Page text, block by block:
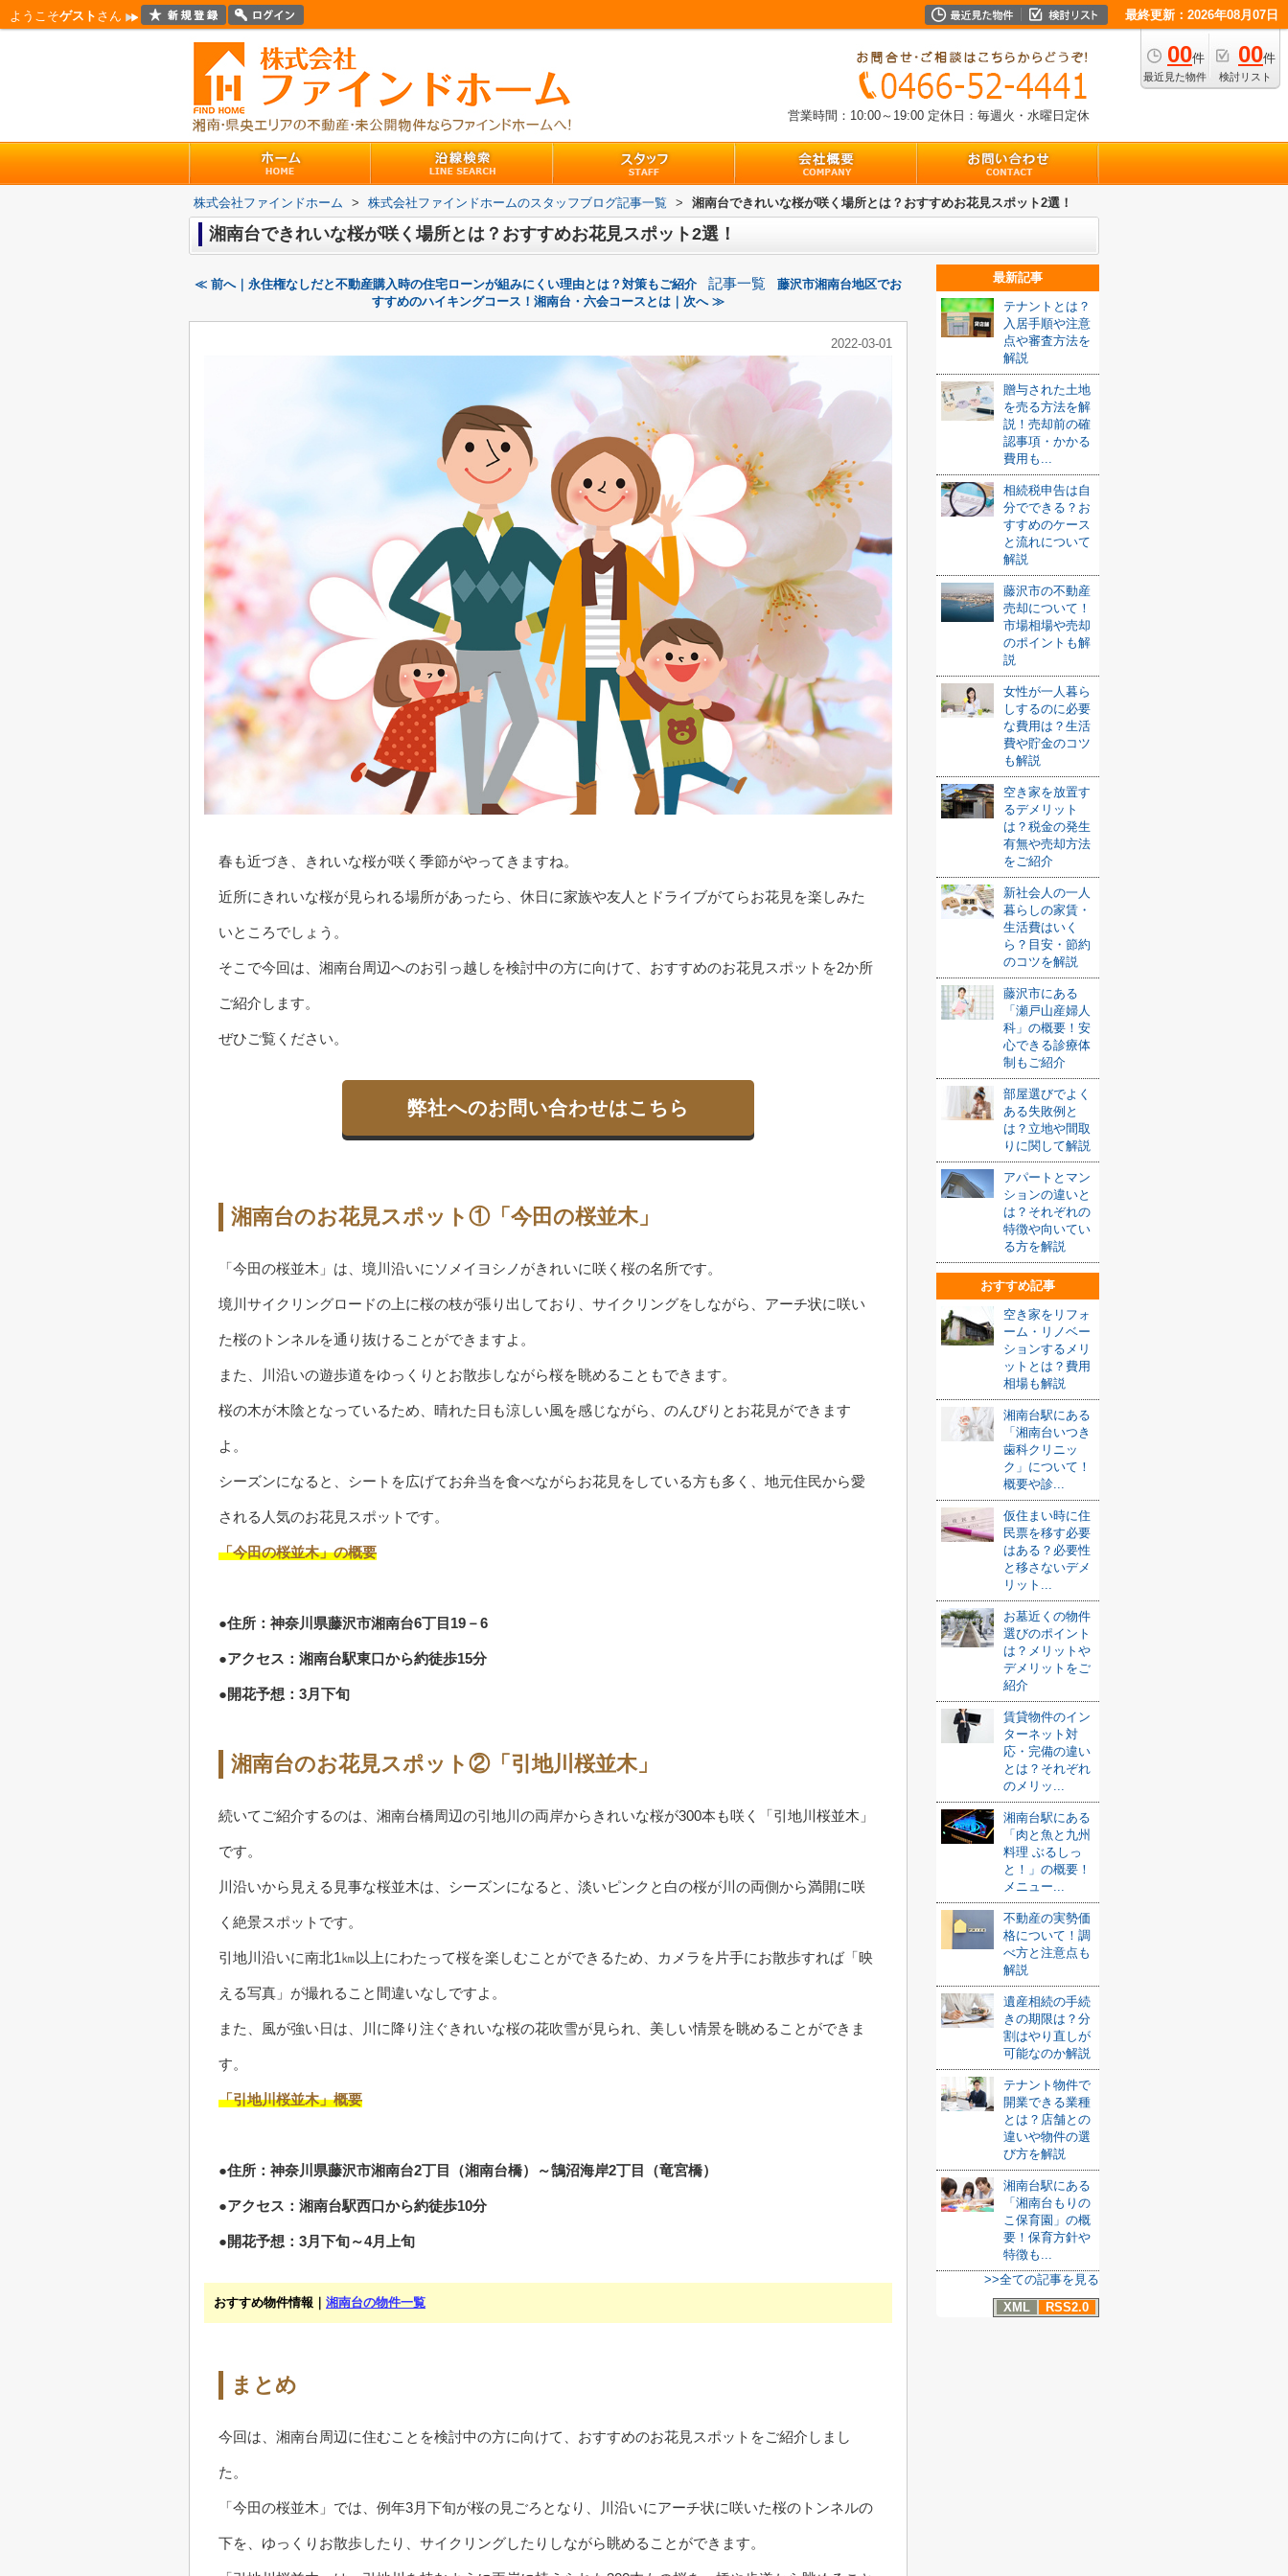
ようこそゲスト さん 最終更新：2026年08月07日
00件
最近見た物件
00件
検討リスト
営業時間：10:00～19:00 定休日：毎週火・水曜日定休
株式会社ファインドホーム > 株式会社ファインドホームのスタッフブログ記事一覧 > 湘南台できれいな桜が咲く場所とは？おすすめお花見スポット2選！
湘南台できれいな桜が咲く場所とは？おすすめお花見スポット2選！
≪ 前へ｜永住権なしだと不動産購入時の住宅ローンが組みにくい理由とは？対策もご紹介 記事一覧
藤沢市湘南台地区でお
すすめのハイキングコース！湘南台・六会コースとは｜次へ ≫
2022-03-01
春も近づき、きれいな桜が咲く季節がやってきますね。
近所にきれいな桜が見られる場所があったら、休日に家族や友人とドライブがてらお花見を楽しみた
いところでしょう。
そこで今回は、湘南台周辺へのお引っ越しを検討中の方に向けて、おすすめのお花見スポットを2か所
ご紹介します。
ぜひご覧ください。
弊社へのお問い合わせはこちら
湘南台のお花見スポット①「今田の桜並木」
「今田の桜並木」は、境川沿いにソメイヨシノがきれいに咲く桜の名所です。
境川サイクリングロードの上に桜の枝が張り出しており、サイクリングをしながら、アーチ状に咲い
た桜のトンネルを通り抜けることができますよ。
また、川沿いの遊歩道をゆっくりとお散歩しながら桜を眺めることもできます。
桜の木が木陰となっているため、晴れた日も涼しい風を感じながら、のんびりとお花見ができます
よ。
シーズンになると、シートを広げてお弁当を食べながらお花見をしている方も多く、地元住民から愛
される人気のお花見スポットです。
「今田の桜並木」の概要
●住所：神奈川県藤沢市湘南台6丁目19－6
●アクセス：湘南台駅東口から約徒歩15分
●開花予想：3月下旬
湘南台のお花見スポット②「引地川桜並木」
続いてご紹介するのは、湘南台橋周辺の引地川の両岸からきれいな桜が300本も咲く「引地川桜並木」
です。
川沿いから見える見事な桜並木は、シーズンになると、淡いピンクと白の桜が川の両側から満開に咲
く絶景スポットです。
引地川沿いに南北1㎞以上にわたって桜を楽しむことができるため、カメラを片手にお散歩すれば「映
える写真」が撮れること間違いなしですよ。
また、風が強い日は、川に降り注ぐきれいな桜の花吹雪が見られ、美しい情景を眺めることができま
す。
「引地川桜並木」概要
●住所：神奈川県藤沢市湘南台2丁目（湘南台橋）～鵠沼海岸2丁目（竜宮橋）
●アクセス：湘南台駅西口から約徒歩10分
●開花予想：3月下旬～4月上旬
おすすめ物件情報｜ 湘南台の物件一覧
まとめ
今回は、湘南台周辺に住むことを検討中の方に向けて、おすすめのお花見スポットをご紹介しまし
た。
「今田の桜並木」では、例年3月下旬が桜の見ごろとなり、川沿いにアーチ状に咲いた桜のトンネルの
下を、ゆっくりお散歩したり、サイクリングしたりしながら眺めることができます。
最新記事
テナントとは？
入居手順や注意
点や審査方法を
解説
贈与された土地
を売る方法を解
説！売却前の確
認事項・かかる
費用も...
相続税申告は自
分でできる？お
すすめのケース
と流れについて
解説
藤沢市の不動産
売却について！
市場相場や売却
のポイントも解
説
女性が一人暮ら
しするのに必要
な費用は？生活
費や貯金のコツ
も解説
空き家を放置す
るデメリット
は？税金の発生
有無や売却方法
をご紹介
新社会人の一人
暮らしの家賃・
生活費はいく
ら？目安・節約
のコツを解説
藤沢市にある
「瀬戸山産婦人
科」の概要！安
心できる診療体
制もご紹介
部屋選びでよく
ある失敗例と
は？立地や間取
りに関して解説
アパートとマン
ションの違いと
は？それぞれの
特徴や向いてい
る方を解説
おすすめ記事
空き家をリフォ
ーム・リノベー
ションするメリ
ットとは？費用
相場も解説
湘南台駅にある
「湘南台いつき
歯科クリニッ
ク」について！
概要や診...
仮住まい時に住
民票を移す必要
はある？必要性
と移さないデメ
リット...
お墓近くの物件
選びのポイント
は？メリットや
デメリットをご
紹介
賃貸物件のイン
ターネット対
応・完備の違い
とは？それぞれ
のメリッ...
湘南台駅にある
「肉と魚と九州
料理 ぶるしっ
と！」の概要！
メニュー...
不動産の実勢価
格について！調
べ方と注意点も
解説
遺産相続の手続
きの期限は？分
割はやり直しが
可能なのか解説
テナント物件で
開業できる業種
とは？店舗との
違いや物件の選
び方を解説
湘南台駅にある
「湘南台もりの
こ保育園」の概
要！保育方針や
特徴も...
>>全ての記事を見る
XML
RSS2.0